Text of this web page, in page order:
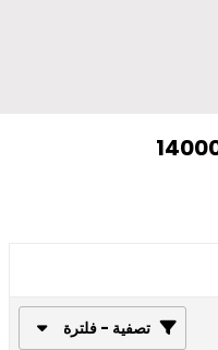
تصفية - فلترة